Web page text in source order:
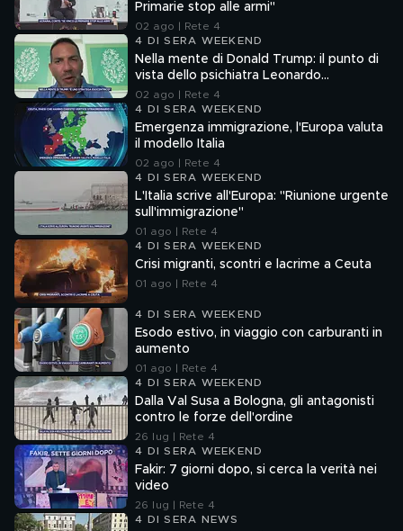
Primarie stop alle armi"
02 ago | Rete 4
4 DI SERA WEEKEND
Nella mente di Donald Trump: il punto di
vista dello psichiatra Leonardo
Mendolicchio
02 ago | Rete 4
4 DI SERA WEEKEND
Emergenza immigrazione, l'Europa valuta
il modello Italia
02 ago | Rete 4
4 DI SERA WEEKEND
L'Italia scrive all'Europa: "Riunione urgente
sull'immigrazione"
01 ago | Rete 4
4 DI SERA WEEKEND
Crisi migranti, scontri e lacrime a Ceuta
01 ago | Rete 4
4 DI SERA WEEKEND
Esodo estivo, in viaggio con carburanti in
aumento
01 ago | Rete 4
4 DI SERA WEEKEND
Dalla Val Susa a Bologna, gli antagonisti
contro le forze dell'ordine
26 lug | Rete 4
4 DI SERA WEEKEND
Fakir: 7 giorni dopo, si cerca la verità nei
video
26 lug | Rete 4
4 DI SERA NEWS